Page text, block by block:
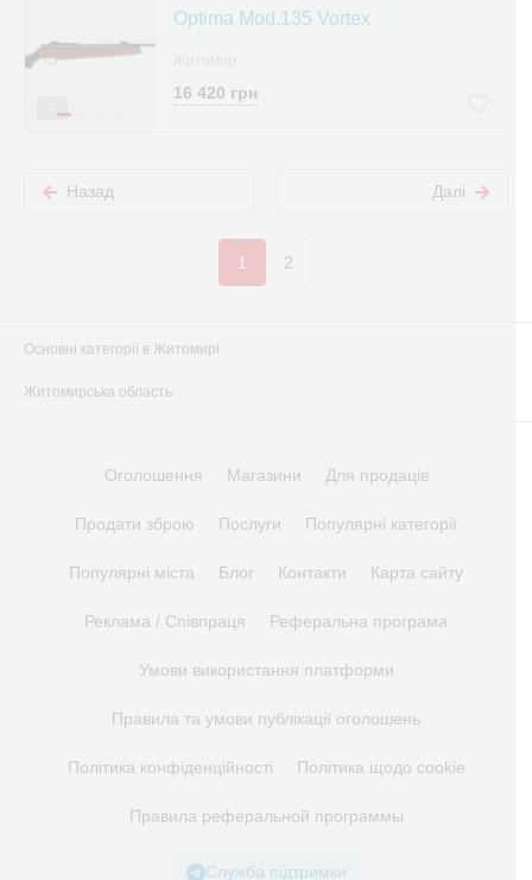
Optima Mod.135 Vortex
16 420 грн
Назад Далі
1 2
Основні категорії в Житомирі
Житомирська область
Оголошення Магазини Для продаців
Продати зброю Послуги Популярні категорії
Популярні міста Блог Контакти Карта сайту
Реклама / Співпраця Реферальна програма
Умови використання платформи
Правила та умови публікації оголошень
Політика конфіденційності Політика щодо cookie
Правила реферальной программы
Служба підтримки